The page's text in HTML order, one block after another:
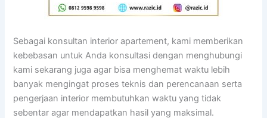
Sebagai konsultan interior apartement, kami memberikan
kebebasan untuk Anda konsultasi dengan menghubungi
kami sekarang juga agar bisa menghemat waktu lebih
banyak mengingat proses teknis dan perencanaan serta
pengerjaan interior membutuhkan waktu yang tidak
sebentar agar mendapatkan hasil yang maksimal.